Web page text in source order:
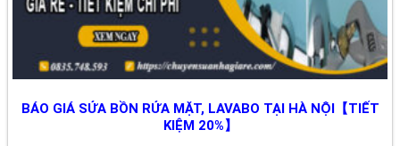
BÁO GIÁ SỬA BỒN RỬA MẶT, LAVABO TẠI HÀ NỘI【TIẾT
KIỆM 20%】